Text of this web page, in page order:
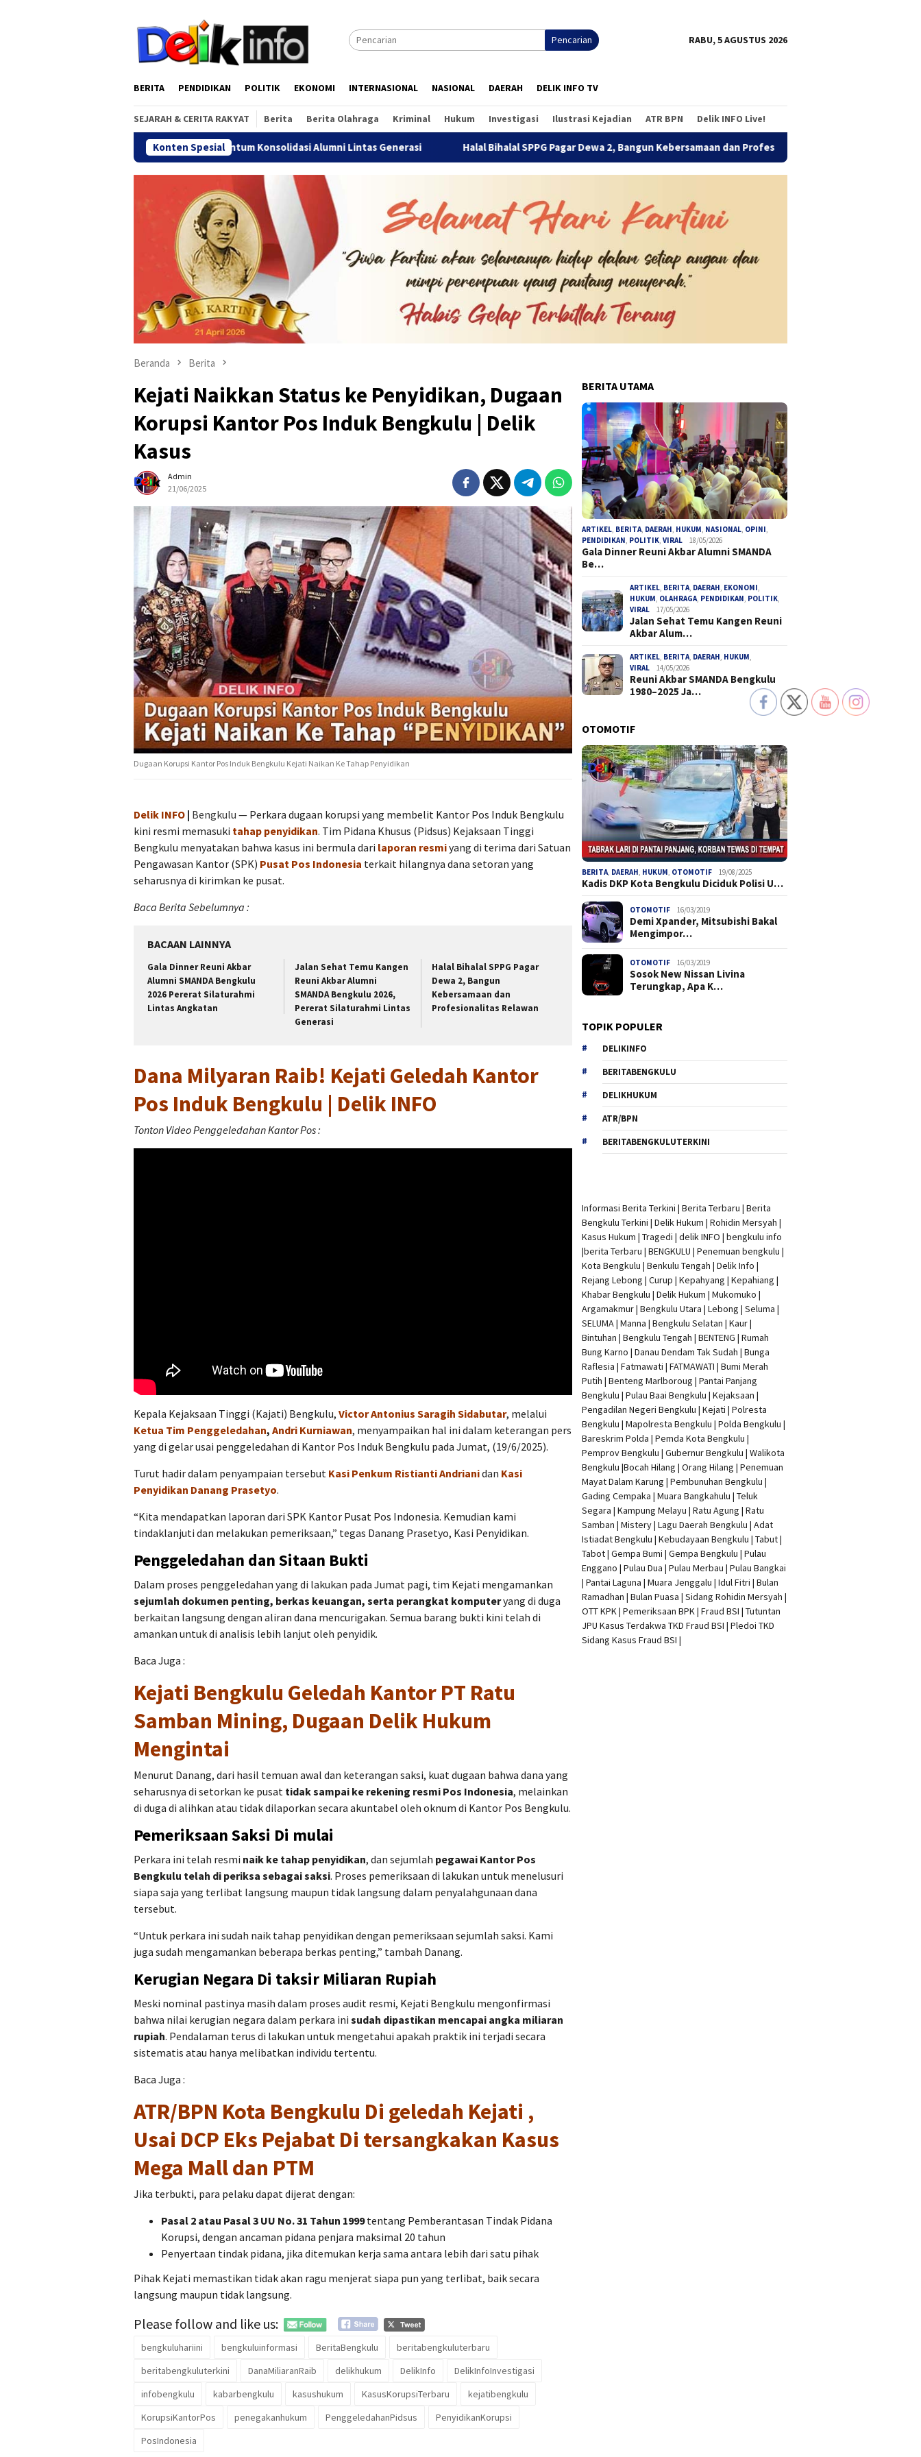
Pencarian RABU, 5 AGUSTUS 2026
BERITA PENDIDIKAN POLITIK EKONOMI INTERNASIONAL NASIONAL DAERAH DELIK INFO TV
SEJARAH & CERITA RAKYAT Berita Berita Olahraga Kriminal Hukum Investigasi Ilustrasi Kejadian ATR BPN Delik INFO Live!
Konten Spesial
1980–2025 Jadi Momentum Konsolidasi Alumni Lintas Generasi Halal Bihalal SPPG Pagar Dewa 2, Bangun Kebersamaan dan Profesionalitas Relawan
Beranda Berita
Kejati Naikkan Status ke Penyidikan, Dugaan
Korupsi Kantor Pos Induk Bengkulu | Delik
Kasus
Admin
21/06/2025
Dugaan Korupsi Kantor Pos Induk Bengkulu Kejati Naikan Ke Tahap Penyidikan
Delik INFO | Bengkulu — Perkara dugaan korupsi yang membelit Kantor Pos Induk Bengkulu
kini resmi memasuki tahap penyidikan. Tim Pidana Khusus (Pidsus) Kejaksaan Tinggi
Bengkulu menyatakan bahwa kasus ini bermula dari laporan resmiyang di terima dari Satuan
Pengawasan Kantor (SPK) Pusat Pos Indonesia terkait hilangnya dana setoran yang
seharusnya di kirimkan ke pusat.
Baca Berita Sebelumnya :
BACAAN LAINNYA
Gala Dinner Reuni Akbar
Alumni SMANDA Bengkulu
2026 Pererat Silaturahmi
Lintas Angkatan
Jalan Sehat Temu Kangen
Reuni Akbar Alumni
SMANDA Bengkulu 2026,
Pererat Silaturahmi Lintas
Generasi
Halal Bihalal SPPG Pagar
Dewa 2, Bangun
Kebersamaan dan
Profesionalitas Relawan
Dana Milyaran Raib! Kejati Geledah Kantor
Pos Induk Bengkulu | Delik INFO
Tonton Video Penggeledahan Kantor Pos :
Kepala Kejaksaan Tinggi (Kajati) Bengkulu, Victor Antonius Saragih Sidabutar, melalui
Ketua Tim Penggeledahan, Andri Kurniawan, menyampaikan hal ini dalam keterangan pers
yang di gelar usai penggeledahan di Kantor Pos Induk Bengkulu pada Jumat, (19/6/2025).
Turut hadir dalam penyampaian tersebut Kasi Penkum Ristianti Andrianidan Kasi
Penyidikan Danang Prasetyo.
“Kita mendapatkan laporan dari SPK Kantor Pusat Pos Indonesia. Kemudian kami
tindaklanjuti dan melakukan pemeriksaan,” tegas Danang Prasetyo, Kasi Penyidikan.
Penggeledahan dan Sitaan Bukti
Dalam proses penggeledahan yang di lakukan pada Jumat pagi, tim Kejati mengamankan
sejumlah dokumen penting, berkas keuangan, serta perangkat komputeryang di duga
berkaitan langsung dengan aliran dana mencurigakan. Semua barang bukti kini telah di
amankan untuk di analisis lebih lanjut oleh penyidik.
Baca Juga :
Kejati Bengkulu Geledah Kantor PT Ratu
Samban Mining, Dugaan Delik Hukum
Mengintai
Menurut Danang, dari hasil temuan awal dan keterangan saksi, kuat dugaan bahwa dana yang
seharusnya di setorkan ke pusat tidak sampai ke rekening resmi Pos Indonesia, melainkan
di duga di alihkan atau tidak dilaporkan secara akuntabel oleh oknum di Kantor Pos Bengkulu.
Pemeriksaan Saksi Di mulai
Perkara ini telah resmi naik ke tahap penyidikan, dan sejumlah pegawai Kantor Pos
Bengkulu telah di periksa sebagai saksi. Proses pemeriksaan di lakukan untuk menelusuri
siapa saja yang terlibat langsung maupun tidak langsung dalam penyalahgunaan dana
tersebut.
“Untuk perkara ini sudah naik tahap penyidikan dengan pemeriksaan sejumlah saksi. Kami
juga sudah mengamankan beberapa berkas penting,” tambah Danang.
Kerugian Negara Di taksir Miliaran Rupiah
Meski nominal pastinya masih dalam proses audit resmi, Kejati Bengkulu mengonfirmasi
bahwa nilai kerugian negara dalam perkara ini sudah dipastikan mencapai angka miliaran
rupiah. Pendalaman terus di lakukan untuk mengetahui apakah praktik ini terjadi secara
sistematis atau hanya melibatkan individu tertentu.
Baca Juga :
ATR/BPN Kota Bengkulu Di geledah Kejati ,
Usai DCP Eks Pejabat Di tersangkakan Kasus
Mega Mall dan PTM
Jika terbukti, para pelaku dapat dijerat dengan:
Pasal 2 atau Pasal 3 UU No. 31 Tahun 1999tentang Pemberantasan Tindak Pidana
Korupsi, dengan ancaman pidana penjara maksimal 20 tahun
Penyertaan tindak pidana, jika ditemukan kerja sama antara lebih dari satu pihak
Pihak Kejati memastikan tidak akan ragu menjerat siapa pun yang terlibat, baik secara
langsung maupun tidak langsung.
Please follow and like us:
bengkuluhariini bengkuluinformasi BeritaBengkulu
beritabengkuluterbaru
beritabengkuluterkini
DanaMiliaranRaib delikhukum DelikInfo
DelikInfoInvestigasi
infobengkulu
kabarbengkulu kasushukum KasusKorupsiTerbaru
kejatibengkulu
KorupsiKantorPos
penegakanhukum PenggeledahanPidsus
PenyidikanKorupsi
PosIndonesia
BERITA UTAMA
ARTIKEL BERITA DAERAH HUKUM NASIONAL OPINI
PENDIDIKAN POLITIK ,VIRAL 18/05/2026
Gala Dinner Reuni Akbar Alumni SMANDA
Be…
ARTIKEL BERITA DAERAH EKONOMI
HUKUM OLAHRAGA PENDIDIKAN POLITIK
VIRAL
17/05/2026
Jalan Sehat Temu Kangen Reuni
Akbar Alum…
ARTIKEL BERITA DAERAH HUKUM
VIRAL
14/05/2026
Reuni Akbar SMANDA Bengkulu
1980–2025 Ja…
OTOMOTIF
BERITA DAERAH HUKUM OTOMOTIF 19/08/2025
Kadis DKP Kota Bengkulu Diciduk Polisi U…
OTOMOTIF 16/03/2019
Demi Xpander, Mitsubishi Bakal
Mengimpor…
OTOMOTIF 16/03/2019
Sosok New Nissan Livina
Terungkap, Apa K…
TOPIK POPULER
DELIKINFO
BERITABENGKULU
DELIKHUKUM
ATR/BPN
BERITABENGKULUTERKINI
Informasi Berita Terkini |Berita Terbaru |Berita
Bengkulu Terkini |Delik Hukum |Rohidin Mersyah |
Kasus Hukum |Tragedi | delik INFO |bengkulu info
|berita Terbaru | BENGKULU |Penemuan bengkulu |
Kota Bengkulu | Benkulu Tengah |Delik Info |
Rejang Lebong | Curup | Kepahyang | Kepahiang |
Khabar Bengkulu |Delik Hukum | Mukomuko |
Argamakmur | Bengkulu Utara | Lebong | Seluma |
SELUMA | Manna | Bengkulu Selatan | Kaur |
Bintuhan | Bengkulu Tengah | BENTENG | Rumah
Bung Karno | Danau Dendam Tak Sudah | Bunga
Raflesia | Fatmawati | FATMAWATI | Bumi Merah
Putih | Benteng Marlboroug | Pantai Panjang
Bengkulu | Pulau Baai Bengkulu | Kejaksaan |
Pengadilan Negeri Bengkulu | Kejati |Polresta
Bengkulu |Mapolresta Bengkulu | Polda Bengkulu |
Bareskrim Polda | Pemda Kota Bengkulu |
Pemprov Bengkulu |Gubernur Bengkulu | Walikota
Bengkulu |Bocah Hilang | Orang Hilang |Penemuan
Mayat Dalam Karung |Pembunuhan Bengkulu |
Gading Cempaka | Muara Bangkahulu | Teluk
Segara | Kampung Melayu | Ratu Agung | Ratu
Samban | Mistery | Lagu Daerah Bengkulu | Adat
Istiadat Bengkulu | Kebudayaan Bengkulu | Tabut |
Tabot | Gempa Bumi | Gempa Bengkulu |Pulau
Enggano | Pulau Dua | Pulau Merbau | Pulau Bangkai
| Pantai Laguna | Muara Jenggalu | Idul Fitri | Bulan
Ramadhan | Bulan Puasa |Sidang Rohidin Mersyah |
OTT KPK | Pemeriksaan BPK | Fraud BSI |Tutuntan
JPU Kasus Terdakwa TKD Fraud BSI |Pledoi TKD
Sidang Kasus Fraud BSI |